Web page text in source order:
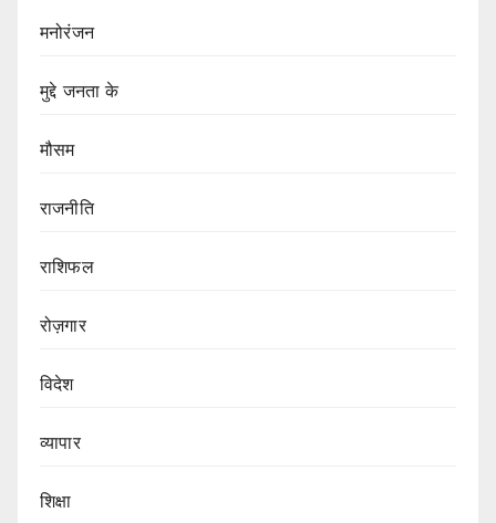
मनोरंजन
मुद्दे जनता के
मौसम
राजनीति
राशिफल
रोज़गार
विदेश
व्यापार
शिक्षा